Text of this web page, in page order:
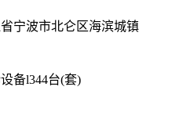
宁波市北仑区海滨城镇
备l344台(套)